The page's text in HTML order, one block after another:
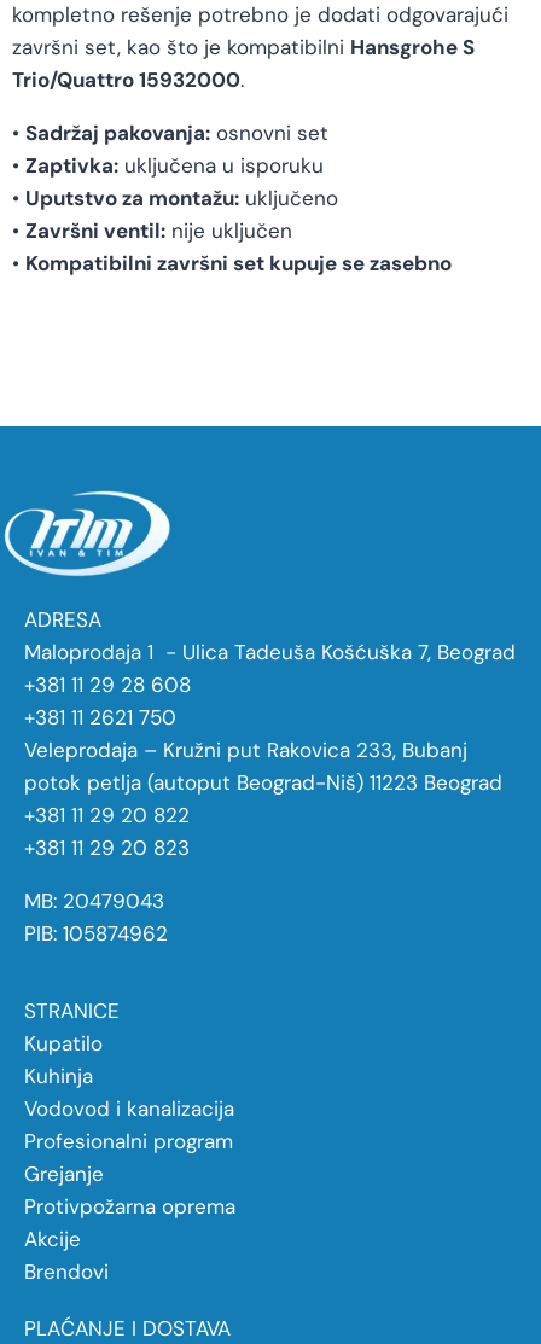
kompletno rešenje potrebno je dodati odgovarajući
završni set, kao što je kompatibilni Hansgrohe S
Trio/Quattro 15932000.
• Sadržaj pakovanja: osnovni set
• Zaptivka: uključena u isporuku
• Uputstvo za montažu: uključeno
• Završni ventil: nije uključen
• Kompatibilni završni set kupuje se zasebno
ADRESA
Maloprodaja 1 - Ulica Tadeuša Košćuška 7, Beograd
+381 11 29 28 608
+381 11 2621 750
Veleprodaja – Kružni put Rakovica 233, Bubanj
potok petlja (autoput Beograd-Niš) 11223 Beograd
+381 11 29 20 822
+381 11 29 20 823
MB: 20479043
PIB: 105874962
STRANICE
Kupatilo
Kuhinja
Vodovod i kanalizacija
Profesionalni program
Grejanje
Protivpožarna oprema
Akcije
Brendovi
PLAĆANJE I DOSTAVA